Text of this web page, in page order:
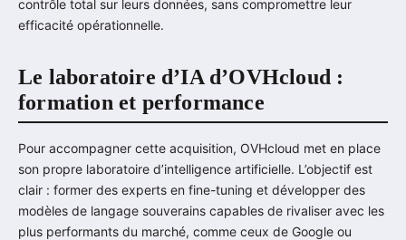
contrôle total sur leurs données, sans compromettre leur
efficacité opérationnelle.
Le laboratoire d’IA d’OVHcloud :
formation et performance
Pour accompagner cette acquisition, OVHcloud met en place
son propre laboratoire d’intelligence artificielle. L’objectif est
clair : former des experts en fine-tuning et développer des
modèles de langage souverains capables de rivaliser avec les
plus performants du marché, comme ceux de Google ou